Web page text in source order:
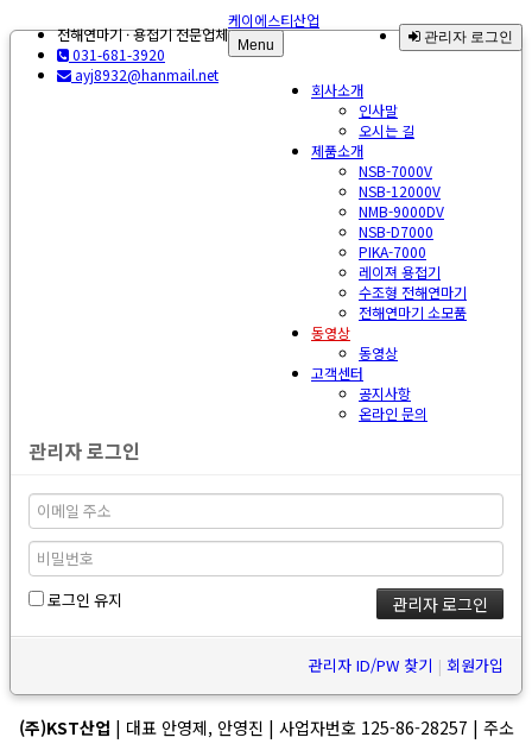
전해연마기 · 용접기 전문업체
031-681-3920
ayj8932@hanmail.net
관리자 로그인
케이에스티산업
Menu
회사소개
인사말
오시는 길
제품소개
NSB-7000V
NSB-12000V
NMB-9000DV
NSB-D7000
PIKA-7000
레이져 용접기
수조형 전해연마기
전해연마기 소모품
동영상
동영상
고객센터
공지사항
온라인 문의
관리자 로그인
로그인 유지
관리자 ID/PW 찾기 | 회원가입
(주)KST산업 | 대표 안영제, 안영진 | 사업자번호 125-86-28257 | 주소